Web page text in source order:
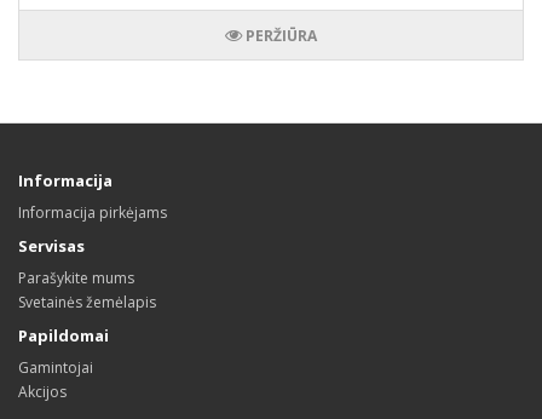
PERŽIŪRA
Informacija
Informacija pirkėjams
Servisas
Parašykite mums
Svetainės žemėlapis
Papildomai
Gamintojai
Akcijos